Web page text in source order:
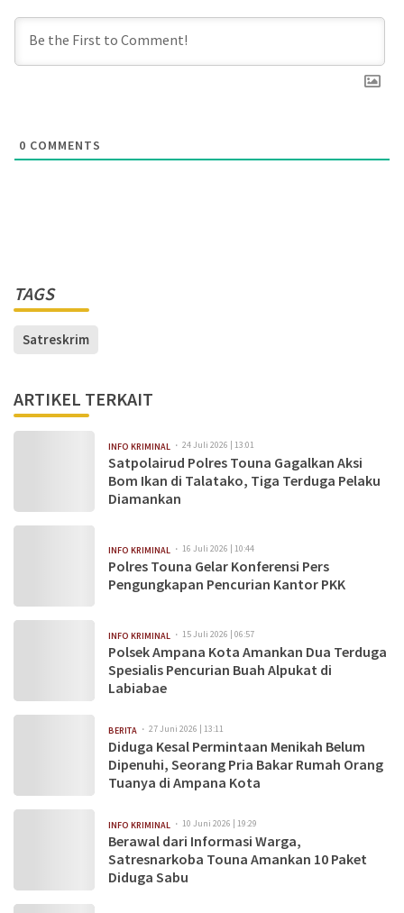
0 COMMENTS
TAGS
Satreskrim
ARTIKEL TERKAIT
INFO KRIMINAL 24 Juli 2026 | 13:01
Satpolairud Polres Touna Gagalkan Aksi
Bom Ikan di Talatako, Tiga Terduga Pelaku
Diamankan
INFO KRIMINAL 16 Juli 2026 | 10:44
Polres Touna Gelar Konferensi Pers
Pengungkapan Pencurian Kantor PKK
INFO KRIMINAL 15 Juli 2026 | 06:57
Polsek Ampana Kota Amankan Dua Terduga
Spesialis Pencurian Buah Alpukat di
Labiabae
BERITA 27 Juni 2026 | 13:11
Diduga Kesal Permintaan Menikah Belum
Dipenuhi, Seorang Pria Bakar Rumah Orang
Tuanya di Ampana Kota
INFO KRIMINAL 10 Juni 2026 | 19:29
Berawal dari Informasi Warga,
Satresnarkoba Touna Amankan 10 Paket
Diduga Sabu